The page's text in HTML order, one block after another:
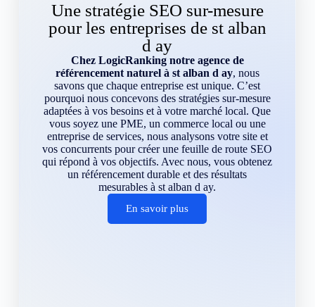
Une stratégie SEO sur-mesure
pour les entreprises de st alban
d ay
Chez LogicRanking notre agence de
référencement naturel à st alban d ay, nous
savons que chaque entreprise est unique. C’est
pourquoi nous concevons des stratégies sur-mesure
adaptées à vos besoins et à votre marché local. Que
vous soyez une PME, un commerce local ou une
entreprise de services, nous analysons votre site et
vos concurrents pour créer une feuille de route SEO
qui répond à vos objectifs. Avec nous, vous obtenez
un référencement durable et des résultats
mesurables à st alban d ay.
En savoir plus